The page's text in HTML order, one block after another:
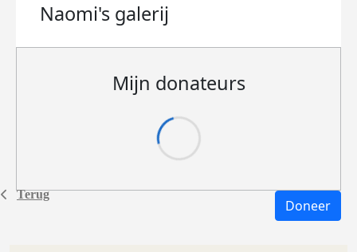
Terug
Naomi's galerij
Mijn donateurs
Doneer